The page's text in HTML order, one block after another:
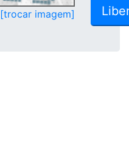
[trocar imagem]